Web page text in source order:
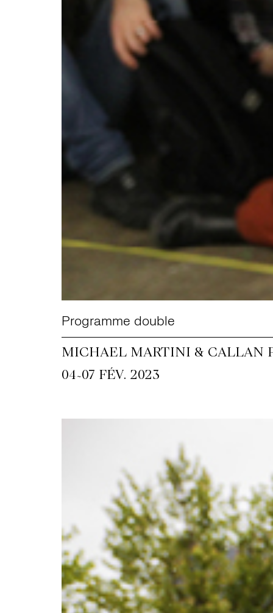
Programme double
MICHAEL MARTINI & CALLAN
04~07 FÉV. 2023